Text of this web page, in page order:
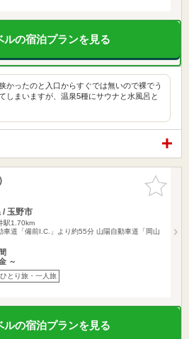
ルの宿泊プランを見る
かったのと入口からすぐでは無いので裸でう
しまいますが、温泉5種にサウナと水風呂と
お気に入
りに追加
/ 玉野市
駅1.70km
車道「備前I.C.」より約55分 山陽自動車道「岡山
～
ひとり旅・一人旅
ルの宿泊プランを見る